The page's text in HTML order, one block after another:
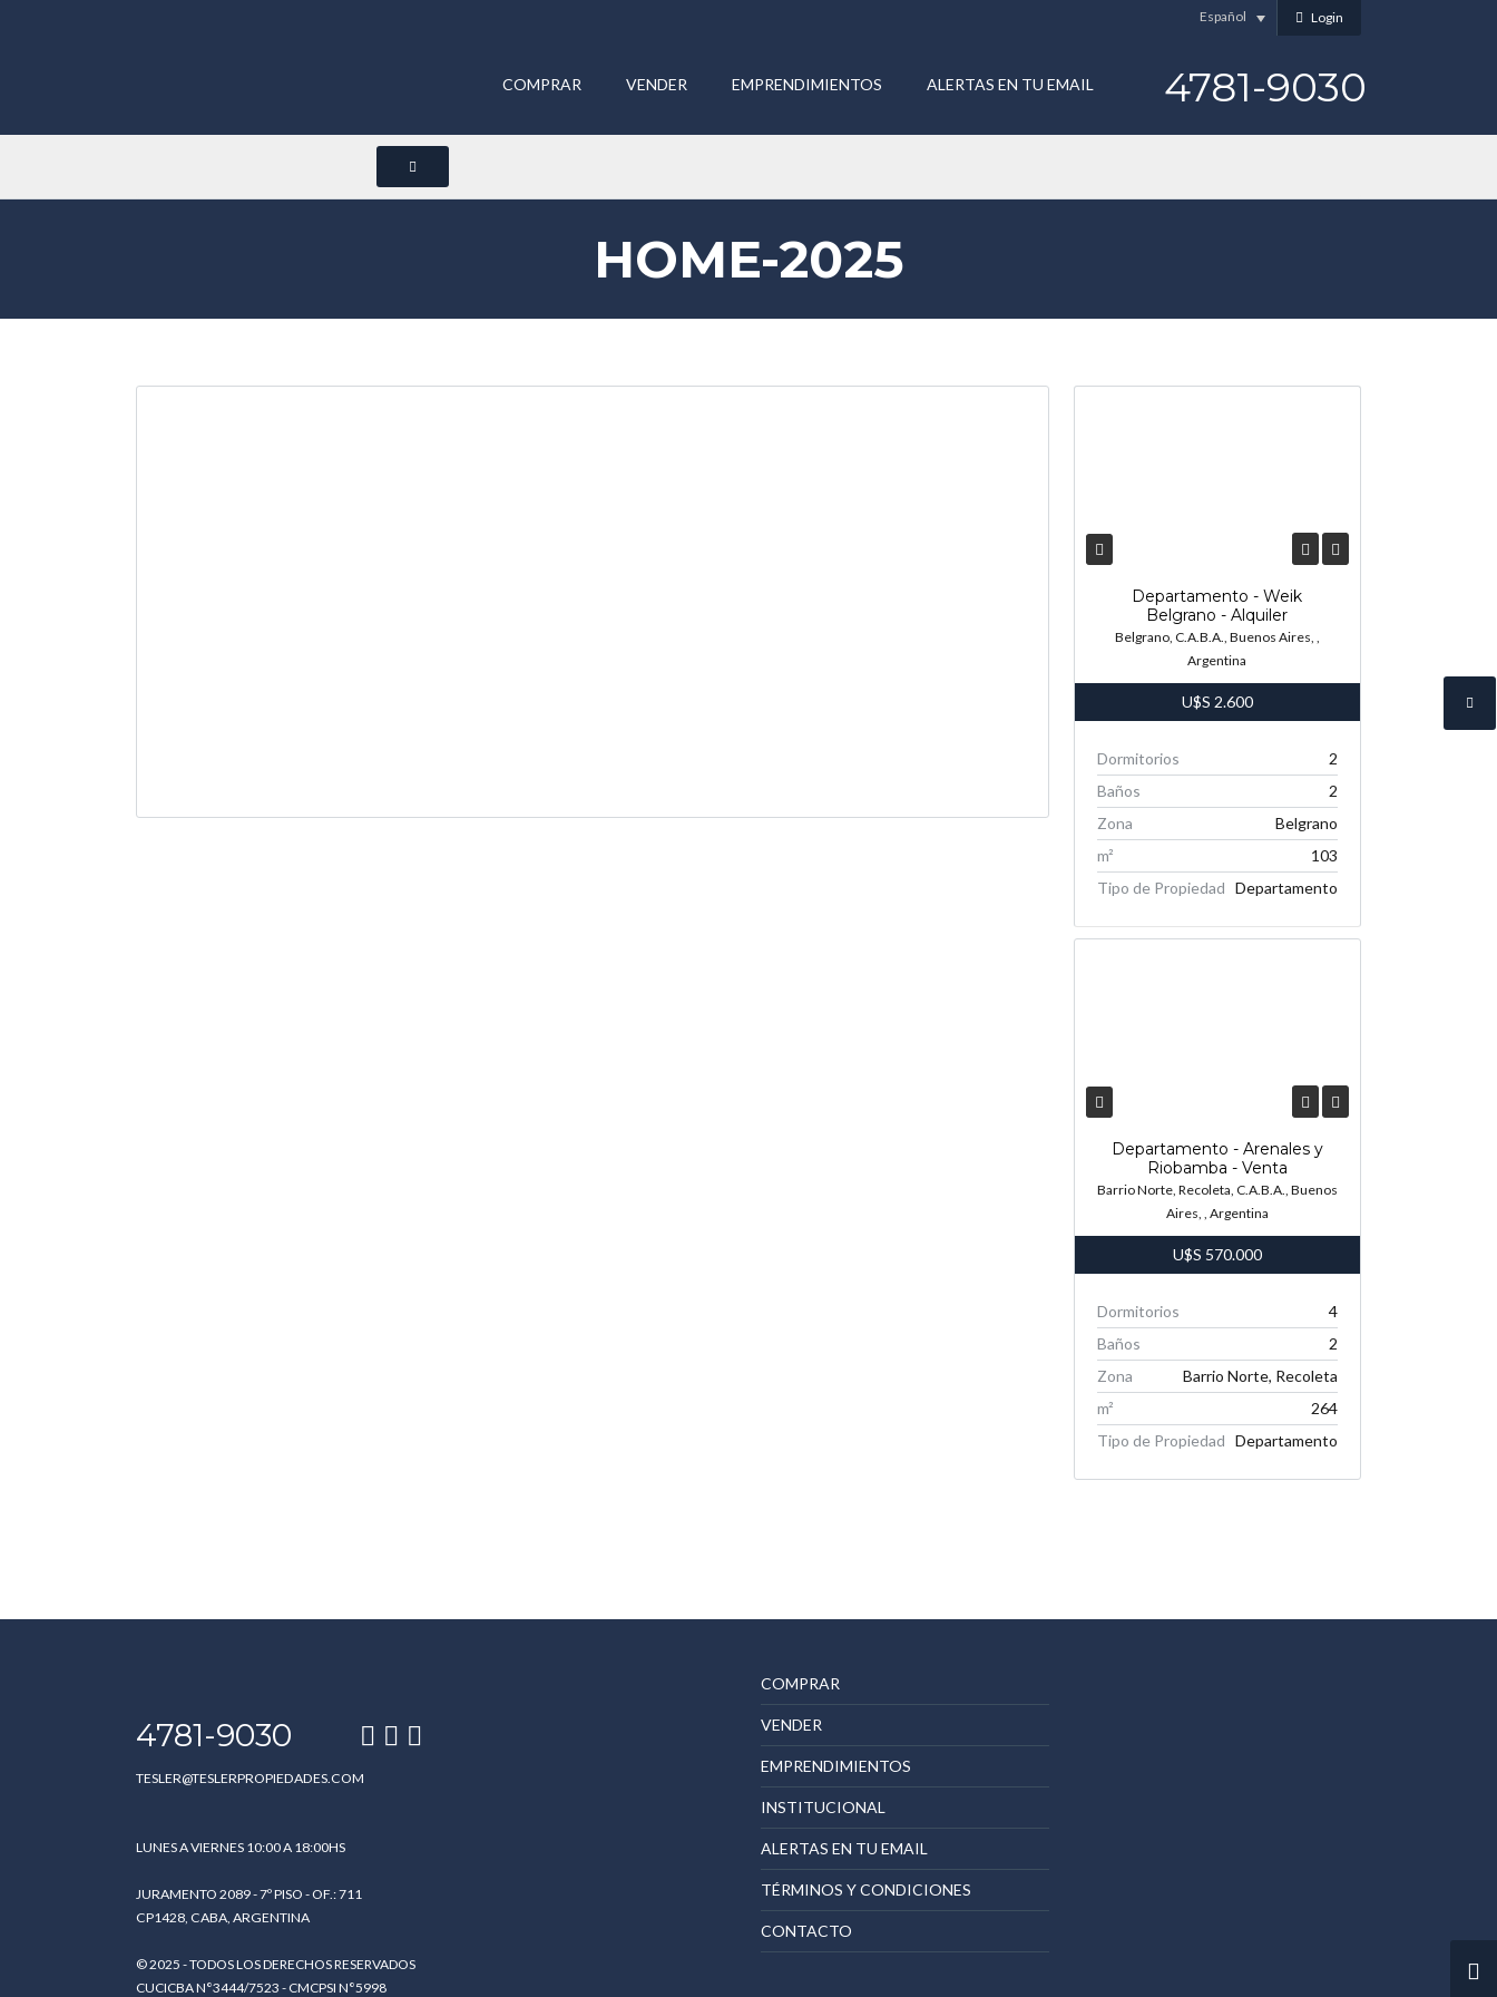
Español Login
4781-9030
COMPRAR VENDER EMPRENDIMIENTOS ALERTAS EN TU EMAIL
HOME-2025
Departamento - Weik
Belgrano - Alquiler
Belgrano, C.A.B.A., Buenos Aires, ,
Argentina
U$S 2.600
Dormitorios
2
Baños
2
Zona
Belgrano
m²
103
Tipo de Propiedad Departamento
Departamento - Arenales y
Riobamba - Venta
Barrio Norte, Recoleta, C.A.B.A., Buenos
Aires, , Argentina
U$S 570.000
Dormitorios
4
Baños
2
Zona
Barrio Norte, Recoleta
m²
264
Tipo de Propiedad Departamento
4781-9030
TESLER@TESLERPROPIEDADES.COM
LUNES A VIERNES 10:00 A 18:00HS
JURAMENTO 2089 - 7º PISO - OF.: 711
CP1428, CABA, ARGENTINA
© 2025 - TODOS LOS DERECHOS RESERVADOS
CUCICBA N°3444/7523 - CMCPSI N°5998
COMPRAR
VENDER
EMPRENDIMIENTOS
INSTITUCIONAL
ALERTAS EN TU EMAIL
TÉRMINOS Y CONDICIONES
CONTACTO